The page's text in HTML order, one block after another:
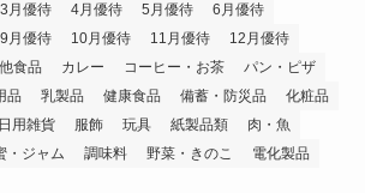
3月優待 4月優待 5月優待
6月優待
9月優待 10月優待 11月優待
12月優待
食品 カレー コーヒー・お茶
パン・ピザ
品 乳製品 健康食品 備蓄・防災品
化粧品
日用雑貨 服飾 玩具 紙製品類
肉・魚
・ジャム 調味料 野菜・きのこ
電化製品